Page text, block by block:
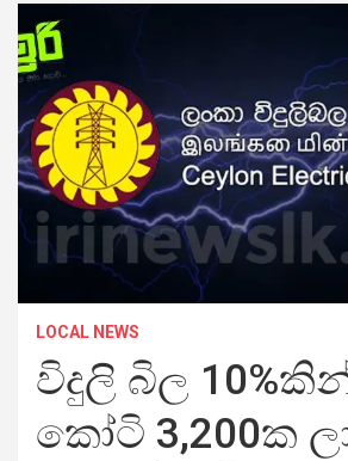
LOCAL NEWS
විදුලි බිල
කෝටි 3,200ක